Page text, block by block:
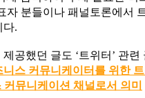
자 분들이나 패널토론에서
다.
공했던 글도 ‘트위터 ’ 관련
니스 커뮤니케이터를 위한
커뮤니케이션 채널로서 의미